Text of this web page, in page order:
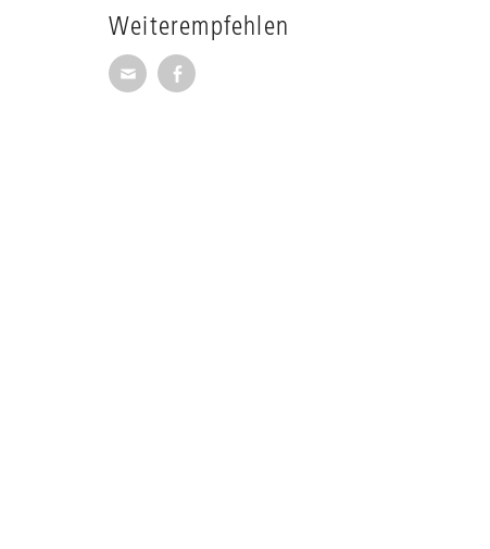
Weiterempfehlen
Seite per E-Mail weiterempfehlen
Seite auf Facebook weiterempfehlen